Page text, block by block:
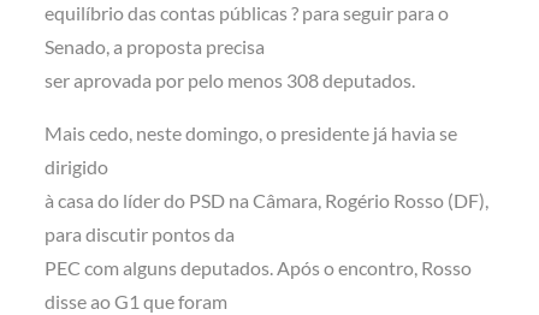
equilíbrio das contas públicas ? para seguir para o
Senado, a proposta precisa
ser aprovada por pelo menos 308 deputados.
Mais cedo, neste domingo, o presidente já havia se
dirigido
à casa do líder do PSD na Câmara, Rogério Rosso (DF),
para discutir pontos da
PEC com alguns deputados. Após o encontro, Rosso
disse ao G1 que foram